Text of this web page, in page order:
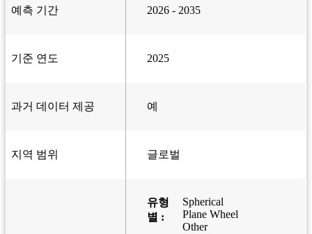
예측 기간 2026 - 2035
기준 연도 2025
과거 데이터 제공 예
지역 범위 글로벌
유형
별 :
Spherical
Plane Wheel
Other